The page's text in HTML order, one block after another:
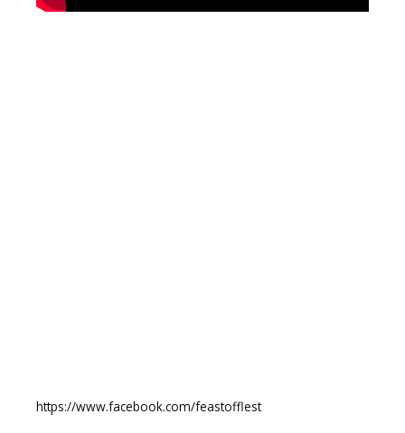
https://www.facebook.com/feastofflest